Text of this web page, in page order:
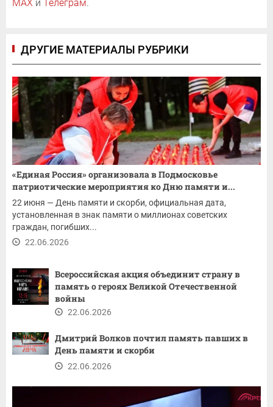
MAX и Телеграм.
ДРУГИЕ МАТЕРИАЛЫ РУБРИКИ
«Единая Россия» организовала в Подмосковье
патриотические мероприятия ко Дню памяти и...
22 июня — День памяти и скорби, официальная дата,
установленная в знак памяти о миллионах советских
граждан, погибших...
22.06.2026
Всероссийская акция объединит страну в
память о героях Великой Отечественной
войны
22.06.2026
Дмитрий Волков почтил память павших в
День памяти и скорби
22.06.2026